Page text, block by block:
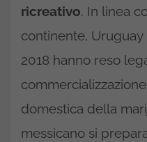
ricreativo. In linea
continente, Uruguay
2018 hanno reso
domestica della
messicano si